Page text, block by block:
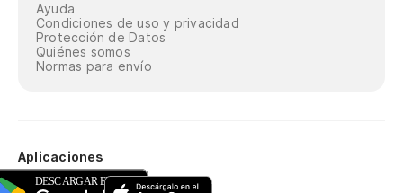
Ayuda
Condiciones de uso y privacidad
Protección de Datos
Quiénes somos
Normas para envío
Aplicaciones